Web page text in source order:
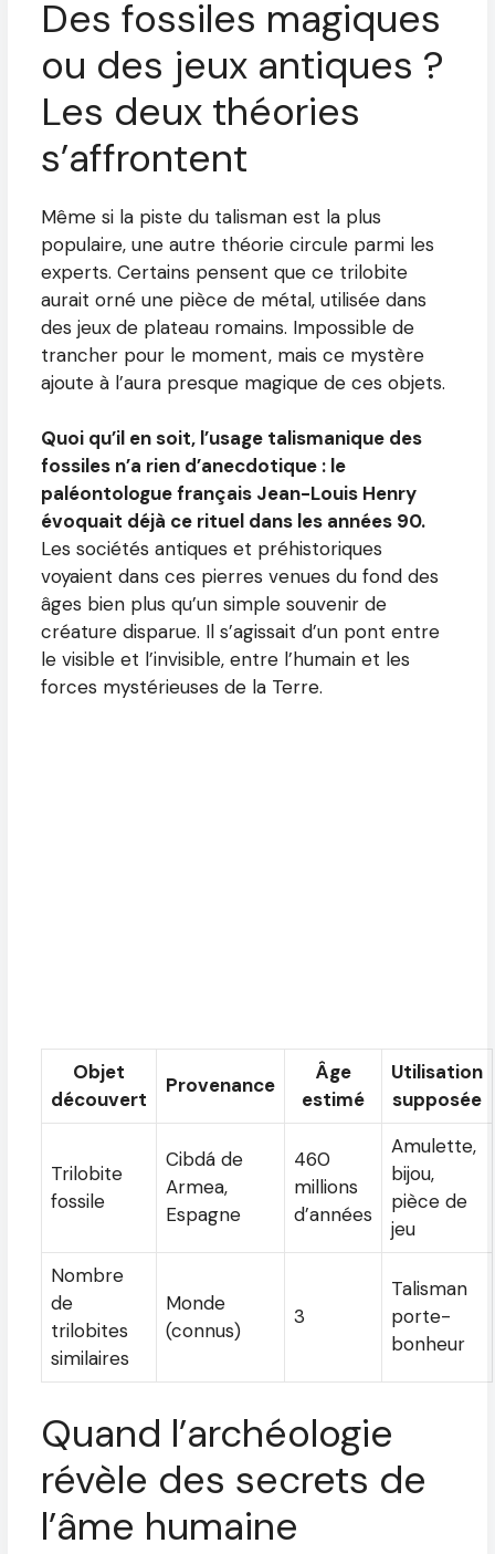
Des fossiles magiques
ou des jeux antiques ?
Les deux théories
s’affrontent
Même si la piste du talisman est la plus
populaire, une autre théorie circule parmi les
experts. Certains pensent que ce trilobite
aurait orné une pièce de métal, utilisée dans
des jeux de plateau romains. Impossible de
trancher pour le moment, mais ce mystère
ajoute à l’aura presque magique de ces objets.
Quoi qu’il en soit, l’usage talismanique des
fossiles n’a rien d’anecdotique : le
paléontologue français Jean-Louis Henry
évoquait déjà ce rituel dans les années 90.
Les sociétés antiques et préhistoriques
voyaient dans ces pierres venues du fond des
âges bien plus qu’un simple souvenir de
créature disparue. Il s’agissait d’un pont entre
le visible et l’invisible, entre l’humain et les
forces mystérieuses de la Terre.
Objet
découvert
Provenance
Âge
estimé
Utilisation
supposée
Trilobite
fossile
Cibdá de
Armea,
Espagne
460
millions
d’années
Amulette,
bijou,
pièce de
jeu
Nombre
de
trilobites
similaires
Monde
(connus)
3
Talisman
porte-
bonheur
Quand l’archéologie
révèle des secrets de
l’âme humaine